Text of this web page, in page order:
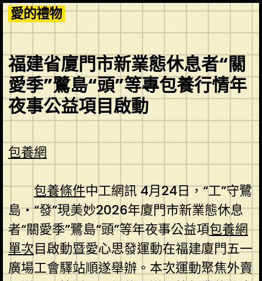
Skip
to
content
愛的禮物
福建省廈門市新業態休息者“關
愛季”鷺島“頭”等專包養行情年
夜事公益項目啟動
包養網
包養條件中工網訊 4月24日，“工”守鷺
島・“發”現美妙2026年廈門市新業態休息
者“關愛季”鷺島“頭”等年夜事公益項包養網
單次目啟動暨愛心思發運動在福建廈門五一
廣場工會驛站順遂舉辦。本次運動聚焦外賣